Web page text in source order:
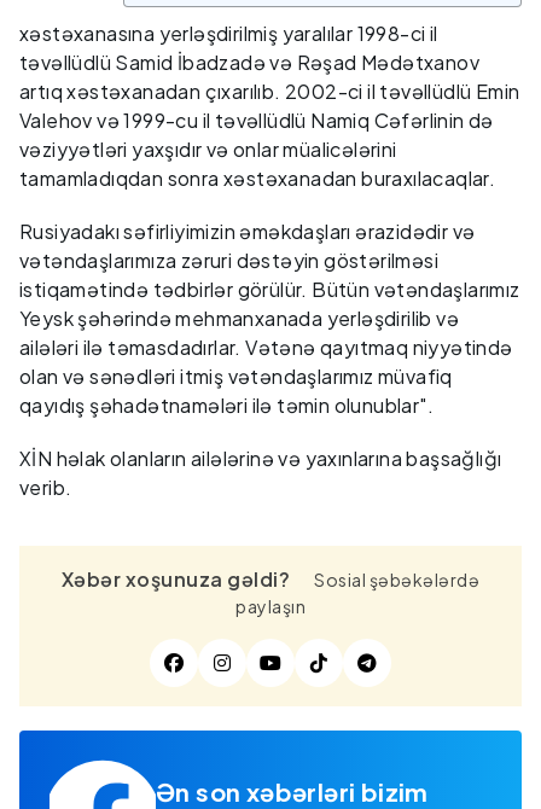
xəstəxanasına yerləşdirilmiş yaralılar 1998-ci il
təvəllüdlü Samid İbadzadə və Rəşad Mədətxanov
artıq xəstəxanadan çıxarılıb. 2002-ci il təvəllüdlü Emin
Valehov və 1999-cu il təvəllüdlü Namiq Cəfərlinin də
vəziyyətləri yaxşıdır və onlar müalicələrini
tamamladıqdan sonra xəstəxanadan buraxılacaqlar.
Rusiyadakı səfirliyimizin əməkdaşları ərazidədir və
vətəndaşlarımıza zəruri dəstəyin göstərilməsi
istiqamətində tədbirlər görülür. Bütün vətəndaşlarımız
Yeysk şəhərində mehmanxanada yerləşdirilib və
ailələri ilə təmasdadırlar. Vətənə qayıtmaq niyyətində
olan və sənədləri itmiş vətəndaşlarımız müvafiq
qayıdış şəhadətnamələri ilə təmin olunublar".
XİN həlak olanların ailələrinə və yaxınlarına başsağlığı
verib.
Xəbər xoşunuza gəldi?
Sosial şəbəkələrdə
paylaşın
Ən son xəbərləri bizim